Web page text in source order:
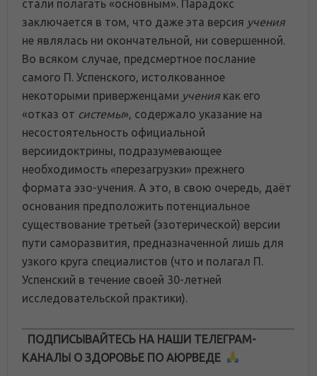
стали полагать «основным». Парадокс
заключается в том, что даже эта версия учения
не являлась ни окончательной, ни совершенной.
Во всяком случае, предсмертное послание
самого П. Успенского, истолкованное
некоторыми приверженцами учениякак его
«отказ от системы», содержало указание на
несостоятельность официальной
версиидоктрины, подразумевающее
необходимость «перезагрузки» прежнего
формата эзо-учения. А это, в свою очередь, даёт
основания предположить потенциальное
существование третьей (эзотерической) версии
пути саморазвития, предназначенной лишь для
узкого круга специалистов (что и полагал П.
Успенский в течение своей 30-летней
исследовательской практики).
ПОДПИСЫВАЙТЕСЬ НА НАШИ ТЕЛЕГРАМ-
КАНАЛЫ О ЗДОРОВЬЕ ПО АЮРВЕДЕ